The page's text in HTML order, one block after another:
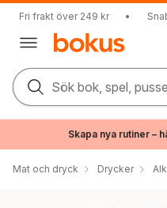
Fri frakt över 249 kr •
Sök bok, spel,
Skapa nya rutiner –
Mat och dryck Drycker